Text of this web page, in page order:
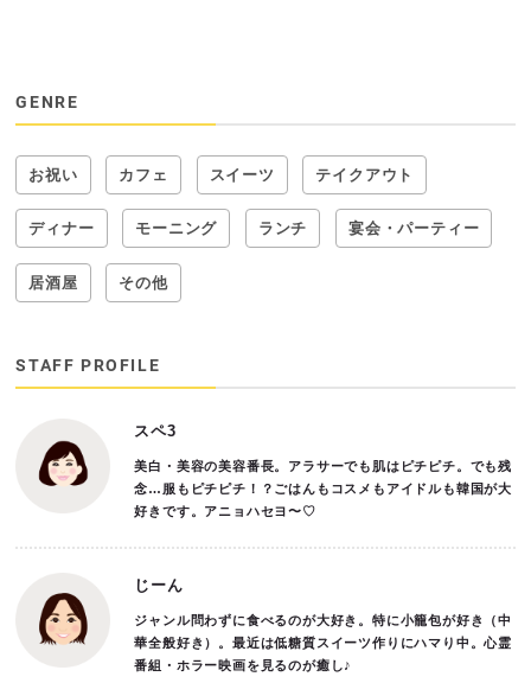
GENRE
お祝い カフェ スイーツ テイクアウト
ディナー モーニング ランチ 宴会・パーティー
居酒屋 その他
STAFF PROFILE
スペ3
美白・美容の美容番長。アラサーでも肌はピチピチ。でも残
念…服もピチピチ！？ごはんもコスメもアイドルも韓国が大
好きです。アニョハセヨ〜♡
じーん
ジャンル問わずに食べるのが大好き。特に小籠包が好き（中
華全般好き）。最近は低糖質スイーツ作りにハマり中。心霊
番組・ホラー映画を見るのが癒し♪